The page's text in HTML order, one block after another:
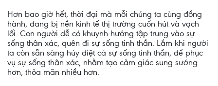
Hơn bao giờ hết, thời đại mà mỗi chúng ta cùng đồng
hành, đang bị nền kinh tế thị trường cuốn hút và vạch
lối. Con người dễ có khuynh hướng tập trung vào sự
sống thân xác, quên đi sự sống tinh thần. Lắm khi người
ta còn sẵn sàng hủy diệt cả sự sống tinh thần, để phục
vụ sự sống thân xác, nhằm tạo cảm giác sung sướng
hơn, thỏa mãn nhiều hơn.